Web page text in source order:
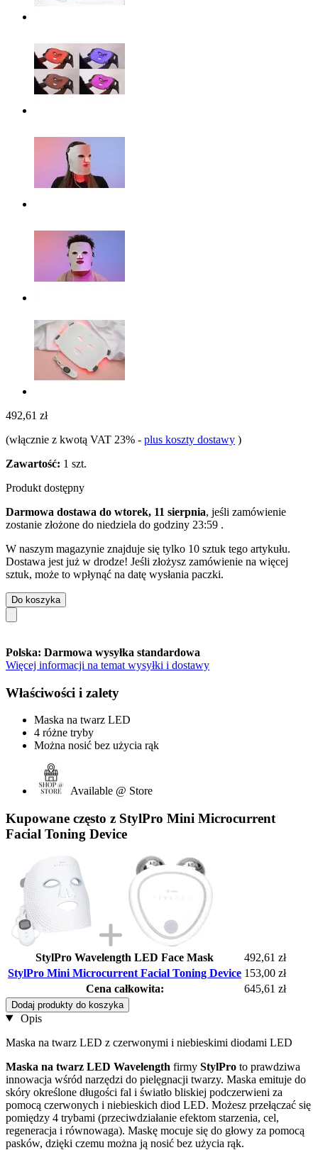
492,61 zł
(włącznie z kwotą VAT 23% - plus koszty dostawy )
Zawartość: 1 szt.
Produkt dostępny
Darmowa dostawa do wtorek, 11 sierpnia, jeśli zamówienie
zostanie złożone do niedziela do godziny 23:59 .
W naszym magazynie znajduje się tylko 10 sztuk tego artykułu.
Dostawa jest już w drodze! Jeśli złożysz zamówienie na więcej
sztuk, może to wpłynąć na datę wysłania paczki.
Do koszyka
Polska: Darmowa wysyłka standardowa
Więcej informacji na temat wysyłki i dostawy
Właściwości i zalety
Maska na twarz LED
4 różne tryby
Można nosić bez użycia rąk
Available @ Store
Kupowane często z StylPro Mini Microcurrent
Facial Toning Device
StylPro Wavelength LED Face Mask
492,61 zł
StylPro Mini Microcurrent Facial Toning Device 153,00 zł
Cena całkowita:
645,61 zł
Dodaj produkty do koszyka
Opis
Maska na twarz LED z czerwonymi i niebieskimi diodami LED
Maska na twarz LED Wavelength firmy StylPro to prawdziwa
innowacja wśród narzędzi do pielęgnacji twarzy. Maska emituje do
skóry określone długości fal i światło bliskiej podczerwieni za
pomocą czerwonych i niebieskich diod LED. Możesz przełączać się
pomiędzy 4 trybami (przeciwdziałanie efektom starzenia, cel,
regeneracja i równowaga). Maskę mocuje się do głowy za pomocą
pasków, dzięki czemu można ją nosić bez użycia rąk.